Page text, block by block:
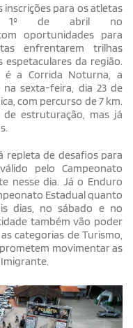
para os atletas
1º de abril no
oportunidades para
enfrentarem trilhas
espetaculares da região.
é a Corrida Noturna, a
na sexta-feira, dia 23 de
com percurso de 7 km.
estruturação, mas já
repleta de desafios para
pelo Campeonato
nesse dia. Já o Enduro
Estadual quanto
dias, no sábado e no
também vão poder
categorias de Turismo,
prometem movimentar as